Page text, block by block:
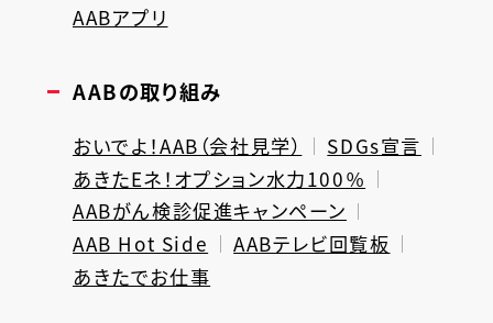
AABアプリ
AABの取り組み
おいでよ！AAB（会社見学）
SDGs宣言
あきたEネ！オプション水力100％
AABがん検診促進キャンペーン
AAB Hot Side
AABテレビ回覧板
あきたでお仕事